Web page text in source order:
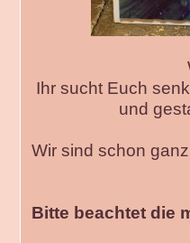
Ihr sucht Euch
und
Wir sind schon
Bitte beachtet die